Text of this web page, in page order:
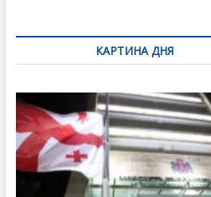
по
записямКАРТИНА ДНЯ